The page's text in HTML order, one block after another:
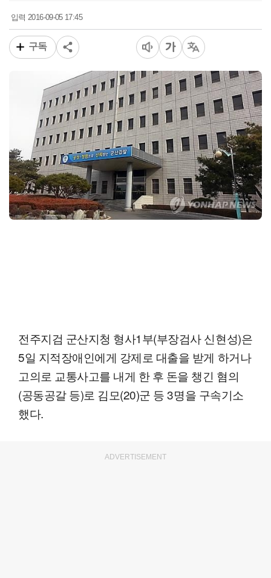
입력 2016-09-05 17:45
구독
전주지검 군산지청 형사1부(부장검사 신현성)은
5일 지적장애인에게 강제로 대출을 받게 하거나
고의로 교통사고를 내게 한 후 돈을 챙긴 혐의
(공동공갈 등)로 김모(20)군 등 3명을 구속기소
했다.
ADVERTISEMENT